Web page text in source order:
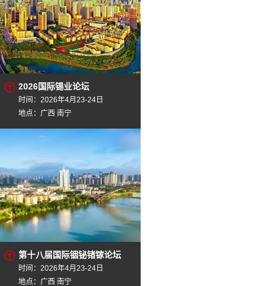
2026国际锡业论坛
时间：2026年4月23-24日
地点：广西 南宁
第十八届国际铟铋锗镓论坛
时间：2026年4月23-24日
地点：广西 南宁